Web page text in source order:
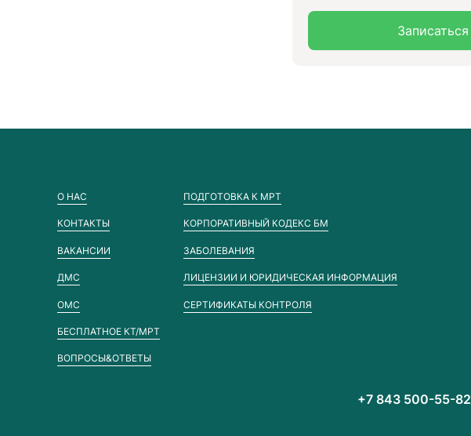
Записаться
О НАС
КОНТАКТЫ
ВАКАНСИИ
ДМС
ОМС
БЕСПЛАТНОЕ КТ/МРТ
ВОПРОСЫ&ОТВЕТЫ
ПОДГОТОВКА К МРТ
КОРПОРАТИВНЫЙ КОДЕКС БМ
ЗАБОЛЕВАНИЯ
ЛИЦЕНЗИИ И ЮРИДИЧЕСКАЯ ИНФОРМАЦИЯ
СЕРТИФИКАТЫ КОНТРОЛЯ
+7 843 500-55-82